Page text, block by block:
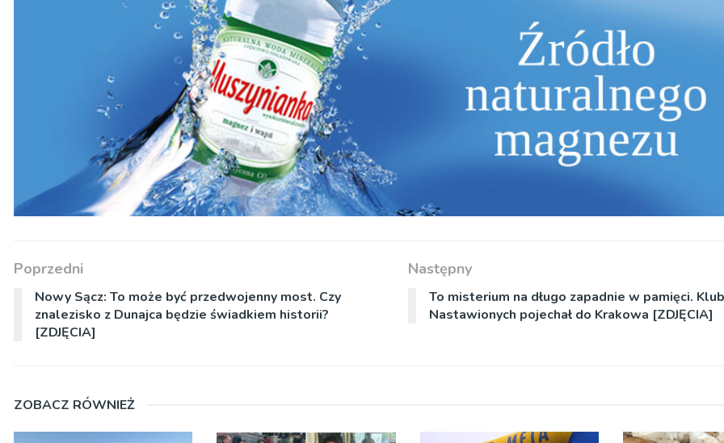
Poprzedni
Nowy Sącz: To może być przedwojenny most. Czy
znalezisko z Dunajca będzie świadkiem historii?
[ZDJĘCIA]
Następny
To misterium na długo zapadnie w pamięci.
Nastawionych pojechał do Krakowa [ZDJĘCIA]
ZOBACZ RÓWNIEŻ